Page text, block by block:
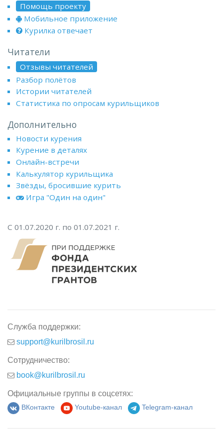
Помощь проекту
Мобильное приложение
Курилка отвечает
Читатели
Отзывы читателей
Разбор полётов
Истории читателей
Статистика по опросам курильщиков
Дополнительно
Новости курения
Курение в деталях
Онлайн-встречи
Калькулятор курильщика
Звёзды, бросившие курить
Игра "Один на один"
С 01.07.2020 г. по 01.07.2021 г.
Служба поддержки:
support@kurilbrosil.ru
Сотрудничество:
book@kurilbrosil.ru
Официальные группы в соцсетях:
ВКонтакте Youtube-канал Telegram-канал